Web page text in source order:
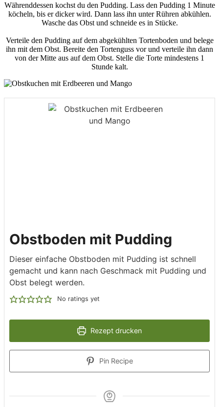
Währenddessen kochst du den Pudding. Lass den Pudding 1 Minute
köcheln, bis er dicker wird. Dann lass ihn unter Rühren abkühlen.
Wasche das Obst und schneide es in Stücke.
Verteile den Pudding auf dem abgekühlten Tortenboden und belege
ihn mit dem Obst. Bereite den Tortenguss vor und verteile ihn dann
von der Mitte aus auf dem Obst. Stelle die Torte mindestens 1
Stunde kalt.
Obstboden mit Pudding
Dieser einfache Obstboden mit Pudding ist schnell
gemacht und kann nach Geschmack mit Pudding und
Obst belegt werden.
No ratings yet
Rezept drucken
Pin Recipe